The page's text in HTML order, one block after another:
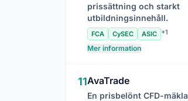
prissättning och starkt
utbildningsinnehåll.
FCA CySEC ASIC +1
Mer information
11AvaTrade
En prisbelönt CFD-